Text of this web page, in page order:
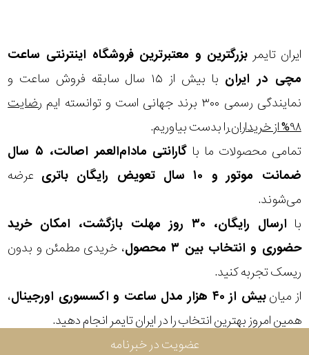
ایران تایمر بزرگترین و معتبرترین فروشگاه اینترنتی ساعت
مچی در ایران
با بیش از ۱۵ سال سابقه فروش ساعت و
نمایندگی رسمی ۳۰۰ برند جهانی است و توانسته ایم
رضایت
۹۸% از خریداران
را بدست بیاوریم.
تمامی محصولات ما با
گارانتی مادام‌العمر اصالت، ۵ سال
ضمانت موتور و ۱۰ سال تعویض رایگان باتری
عرضه
می‌شوند.
با
ارسال رایگان، ۳۰ روز مهلت بازگشت، امکان خرید
حضوری و انتخاب بین ۳ محصول
، خریدی مطمئن و بدون
ریسک تجربه کنید.
از میانبیش از ۴۰ هزار مدل ساعت و اکسسوری اورجینال
،
همین امروز بهترین انتخاب را در ایران تایمر انجام دهید.
آب
شکل
قاب
ویژگی
شمار
نمایش
بیشتر...
موتور
رنگ
عضویت در خبرنامه